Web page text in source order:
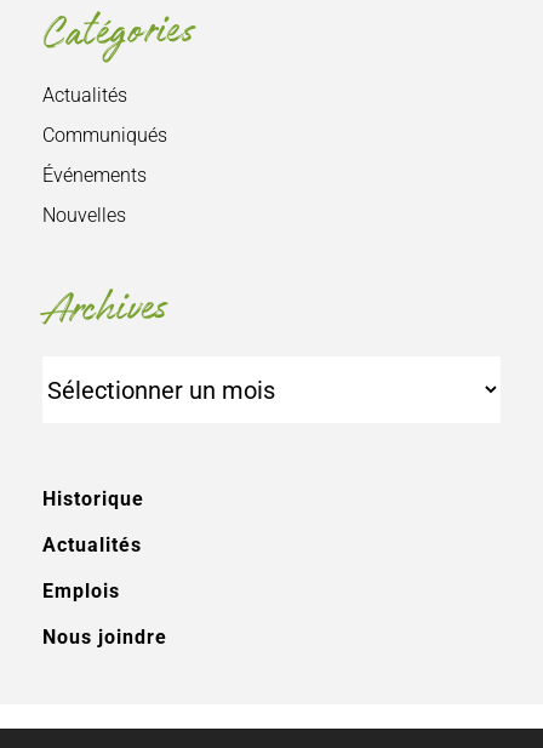
Catégories
Actualités
Communiqués
Événements
Nouvelles
Archives
Historique
Actualités
Emplois
Nous joindre